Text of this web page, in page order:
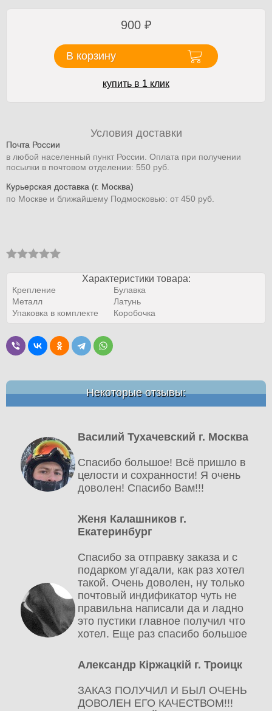
900 ₽
В корзину
купить в 1 клик
Условия доставки
Почта России
в любой населенный пункт России. Оплата при получении
посылки в почтовом отделении: 550 руб.
Курьерская доставка (г. Москва)
по Москве и ближайшему Подмосковью: от 450 руб.
Характеристики товара:
Крепление
Булавка
Металл
Латунь
Упаковка в комплекте
Коробочка
Некоторые отзывы:
Василий Тухачевский г. Москва
Спасибо большое! Всё пришло в
целости и сохранности! Я очень
доволен! Спасибо Вам!!!
Женя Калашников г.
Екатеринбург
Спасибо за отправку заказа и с
подарком угадали, как раз хотел
такой. Очень доволен, ну только
почтовый индификатор чуть не
правильна написали да и ладно
это пустики главное получил что
хотел. Еще раз спасибо большое
Александр Кіржацкій г. Троицк
ЗАКАЗ ПОЛУЧИЛ И БЫЛ ОЧЕНЬ
ДОВОЛЕН ЕГО КАЧЕСТВОМ!!!